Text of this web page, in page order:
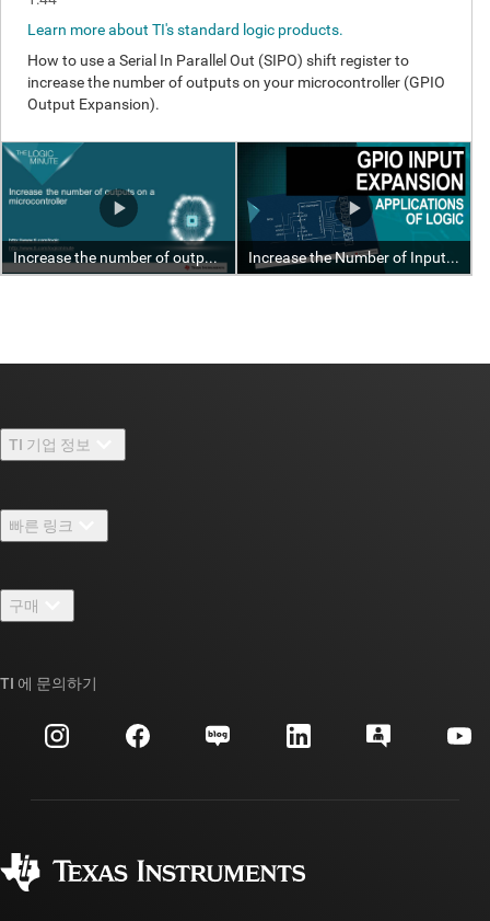
TI 기업 정보
채용
뉴스룸
이벤트
투자 관계
빠른 링크
TI E2E™ 설계 지원 포럼
대체품 검색
고객 지원 센터
myTI 계정 FAQ
구매
주문 FAQ
TI 에 문의하기